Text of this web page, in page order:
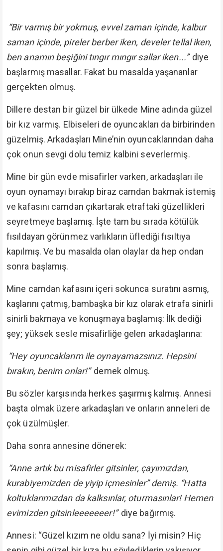
“Bir varmış bir yokmuş, evvel zaman içinde, kalbur
saman içinde, pireler berber iken, develer tellal iken,
ben anamın beşiğini tıngır mıngır sallar iken...”diye
başlarmış masallar. Fakat bu masalda yaşananlar
gerçekten olmuş.
Dillere destan bir güzel bir ülkede Mine adında güzel
bir kız varmış. Elbiseleri de oyuncakları da birbirinden
güzelmiş. Arkadaşları Mine’nin oyuncaklarından daha
çok onun sevgi dolu temiz kalbini severlermiş.
Mine bir gün evde misafirler varken, arkadaşları ile
oyun oynamayı bırakıp biraz camdan bakmak istemiş
ve kafasını camdan çıkartarak etraftaki güzellikleri
seyretmeye başlamış. İşte tam bu sırada kötülük
fısıldayan görünmez varlıkların üflediği fısıltıya
kapılmış. Ve bu masalda olan olaylar da hep ondan
sonra başlamış.
Mine camdan kafasını içeri sokunca suratını asmış,
kaşlarını çatmış, bambaşka bir kız olarak etrafa sinirli
sinirli bakmaya ve konuşmaya başlamış: İlk dediği
şey; yüksek sesle misafirliğe gelen arkadaşlarına:
“Hey oyuncaklarım ile oynayamazsınız. Hepsini
bırakın, benim onlar!” demek olmuş.
Bu sözler karşısında herkes şaşırmış kalmış. Annesi
başta olmak üzere arkadaşları ve onların anneleri de
çok üzülmüşler.
Daha sonra annesine dönerek:
“Anne artık bu misafirler gitsinler, çayımızdan,
kurabiyemizden de yiyip içmesinler” demiş. “Hatta
koltuklarımızdan da kalksınlar, oturmasınlar! Hemen
evimizden gitsinleeeeeeer!”diye bağırmış.
Annesi: “Güzel kızım ne oldu sana? İyi misin? Hiç